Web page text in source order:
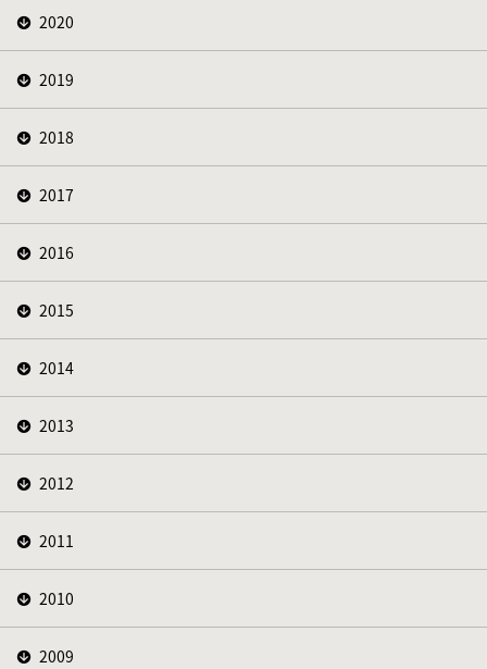
2020
2019
2018
2017
2016
2015
2014
2013
2012
2011
2010
2009